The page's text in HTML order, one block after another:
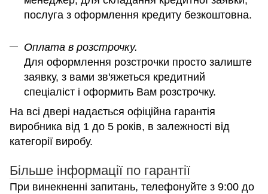
послуга з оформлення кредиту безкоштовна.
Оплата в розстрочку.
Для оформлення розстрочки просто залиште
заявку, з вами зв'яжеться кредитний
спеціаліст і оформить Вам розстрочку.
На всі двері надається офіційна гарантія
виробника від 1 до 5 років, в залежності від
категорії виробу.
Більше інформації по гарантії
При винекненні запитань, телефонуйте з 9:00 до